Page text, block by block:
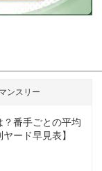
マンスリー
？番手ごとの平均
ード早見表】